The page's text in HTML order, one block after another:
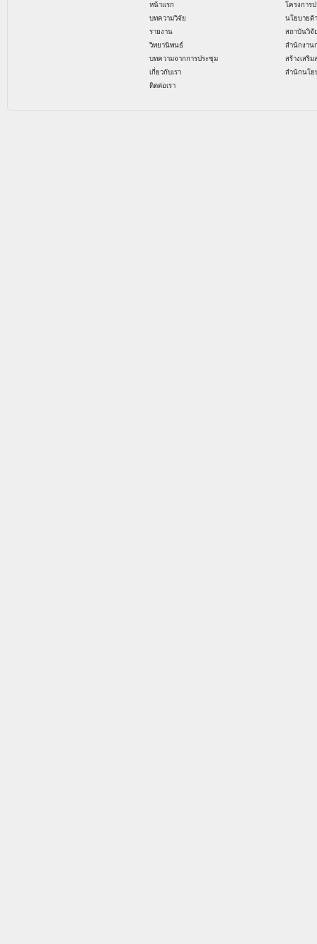
หน้าแรก
บทความวิจัย
รายงาน
วิทยานิพนธ์
บทความจากการประชุม
เกี่ยวกับเรา
ติดต่อเรา
โครงการ
นโยบายด้
สถาบันวิจั
สำนักงาน
สร้างเสริ
สำนักนโย